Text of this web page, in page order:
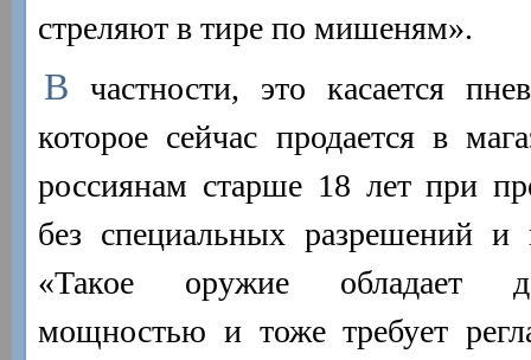
стреляют в тире по мишеням».
В частности, это касается
которое сейчас продается в
россиянам старше 18 лет при
без специальных разрешений и
«Такое оружие обладает
мощностью и тоже требует